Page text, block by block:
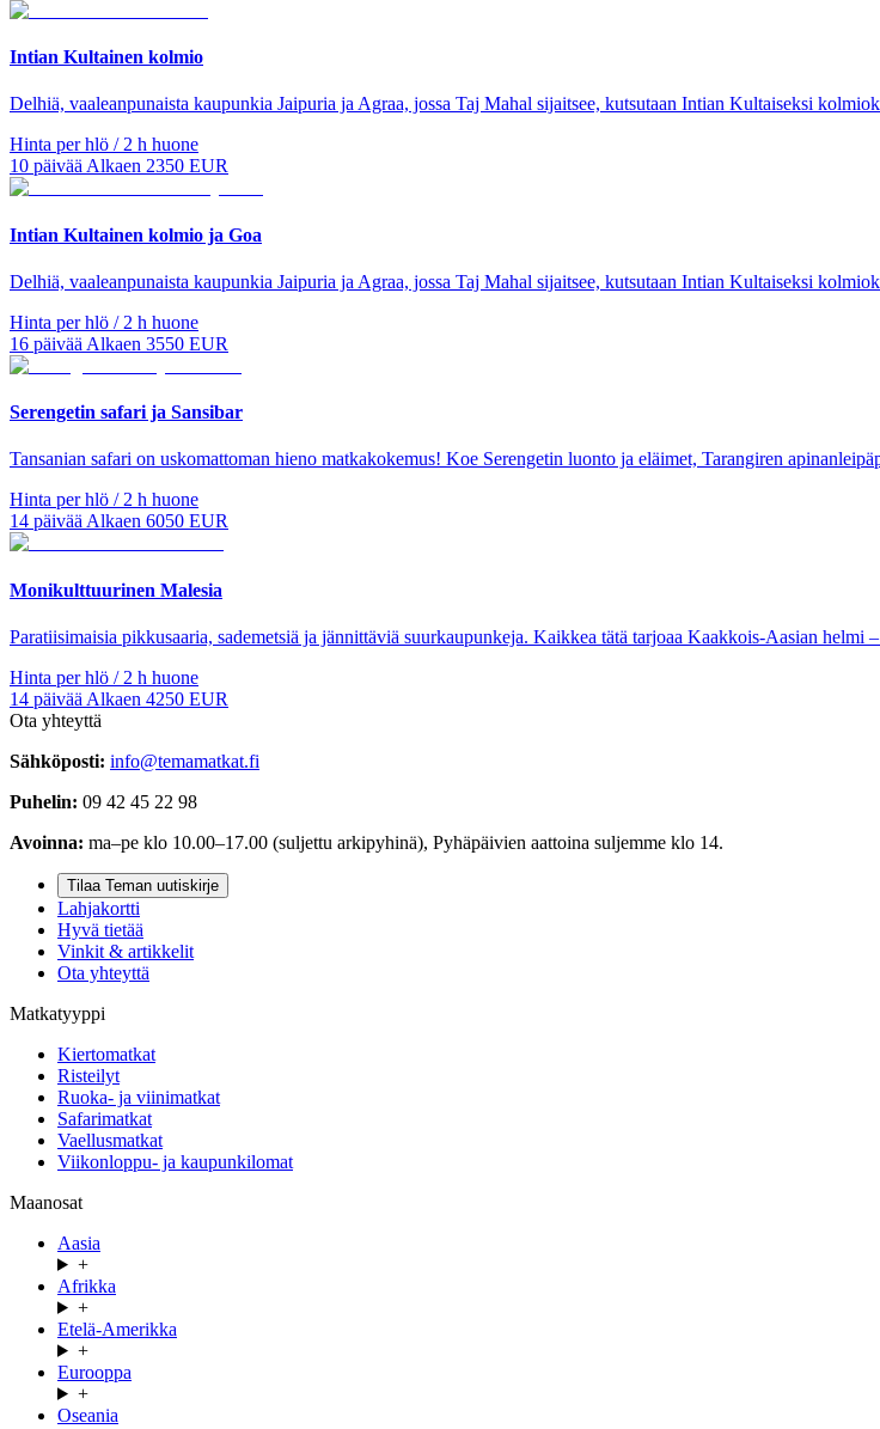
Intian Kultainen kolmio
Delhiä, vaaleanpunaista kaupunkia Jaipuria ja Agraa, jossa Taj Mahal sijaitsee, kutsutaan Intian Kultaiseksi
Hinta per hlö / 2 h huone
10 päivää Alkaen 2350 EUR
Intian Kultainen kolmio ja Goa
Delhiä, vaaleanpunaista kaupunkia Jaipuria ja Agraa, jossa Taj Mahal sijaitsee, kutsutaan Intian Kultaiseksi
Hinta per hlö / 2 h huone
16 päivää Alkaen 3550 EUR
Serengetin safari ja Sansibar
Tansanian safari on uskomattoman hieno matkakokemus! Koe Serengetin luonto ja eläimet, Tarangiren
Hinta per hlö / 2 h huone
14 päivää Alkaen 6050 EUR
Monikulttuurinen Malesia
Paratiisimaisia pikkusaaria, sademetsiä ja jännittäviä suurkaupunkeja. Kaikkea tätä tarjoaa Kaakkois-Aasian helmi
Hinta per hlö / 2 h huone
14 päivää Alkaen 4250 EUR
Ota yhteyttä
Sähköposti: info@temamatkat.fi
Puhelin: 09 42 45 22 98
Avoinna: ma–pe klo 10.00–17.00 (suljettu arkipyhinä), Pyhäpäivien aattoina suljemme klo 14.
Tilaa Teman uutiskirje
Lahjakortti
Hyvä tietää
Vinkit & artikkelit
Ota yhteyttä
Matkatyyppi
Kiertomatkat
Risteilyt
Ruoka- ja viinimatkat
Safarimatkat
Vaellusmatkat
Viikonloppu- ja kaupunkilomat
Maanosat
Aasia
+
Afrikka
+
Etelä-Amerikka
+
Eurooppa
+
Oseania